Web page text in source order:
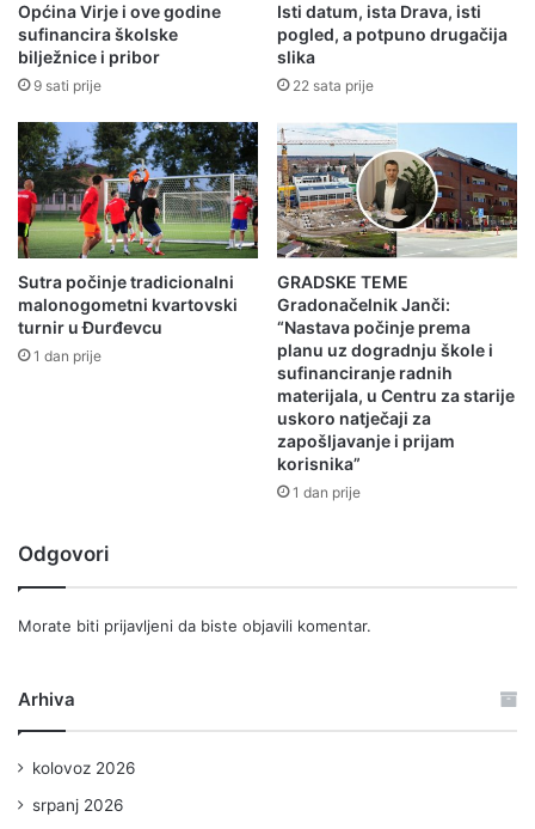
Općina Virje i ove godine
sufinancira školske
bilježnice i pribor
9 sati prije
Isti datum, ista Drava, isti
pogled, a potpuno drugačija
slika
22 sata prije
Sutra počinje tradicionalni
malonogometni kvartovski
turnir u Đurđevcu
1 dan prije
GRADSKE TEME
Gradonačelnik Janči:
“Nastava počinje prema
planu uz dogradnju škole i
sufinanciranje radnih
materijala, u Centru za starije
uskoro natječaji za
zapošljavanje i prijam
korisnika”
1 dan prije
Odgovori
Morate biti prijavljeni da biste objavili komentar.
Arhiva
kolovoz 2026
srpanj 2026